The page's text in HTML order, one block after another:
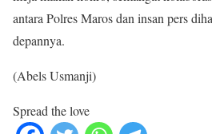
antara Polres Maros dan insan pers
depannya.
(Abels Usmanji)
Spread the love